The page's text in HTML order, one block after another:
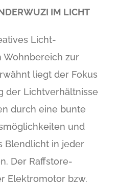
IM LICHT
Licht-
Wohnbereich zur
liegt der Fokus
der Lichtverhältnisse
durch eine bunte
und
Blendlicht in jeder
Der Raffstore-
Elektromotor bzw.